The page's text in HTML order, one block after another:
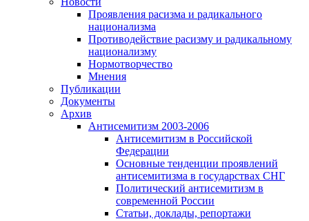
Проявления расизма и радикального
национализма
Противодействие расизму и радикальному
национализму
Нормотворчество
Мнения
Публикации
Документы
Архив
Антисемитизм 2003-2006
Антисемитизм в Российской
Федерации
Основные тенденции проявлений
антисемитизма в государствах СНГ
Политический антисемитизм в
современной России
Статьи, доклады, репортажи